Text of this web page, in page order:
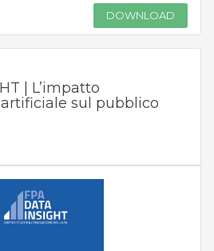
DOWNLOAD
| L’impatto
sul pubblico